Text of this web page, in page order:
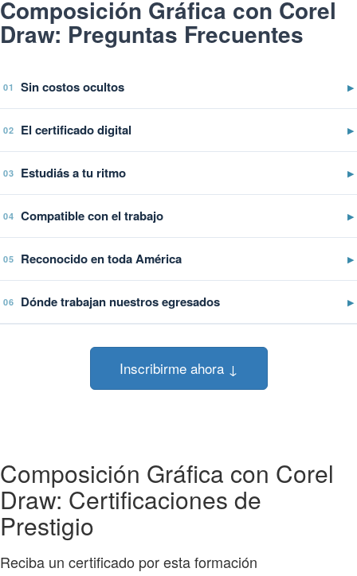
Composición Gráfica con Corel
Draw: Preguntas Frecuentes
01 Sin costos ocultos ▶
02 El certificado digital ▶
03 Estudiás a tu ritmo ▶
04 Compatible con el trabajo ▶
05 Reconocido en toda América ▶
06 Dónde trabajan nuestros egresados ▶
Inscribirme ahora ↓
Composición Gráfica con Corel
Draw: Certificaciones de
Prestigio
Reciba un certificado por esta formación